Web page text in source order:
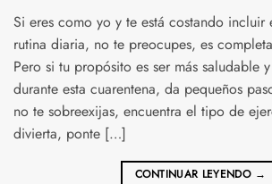
Si eres como yo y te está costando
rutina diaria, no te preocupes, es
Pero si tu propósito es ser más saludable
durante esta cuarentena, da pequeños
no te sobreexijas, encuentra el tipo de
divierta, ponte […]
CONTINUAR LEYENDO →